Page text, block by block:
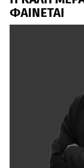
ΦΑΙΝΕΤΑΙ